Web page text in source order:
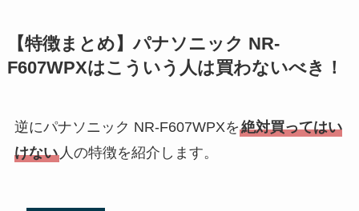
【特徴まとめ】パナソニック NR-
F607WPXはこういう人は買わないべき！
逆にパナソニック NR-F607WPXを絶対買ってはい
けない人の特徴を紹介します。